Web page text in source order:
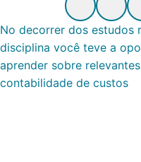
No decorrer dos estudos
disciplina você teve a
aprender sobre
contabilidade de custos